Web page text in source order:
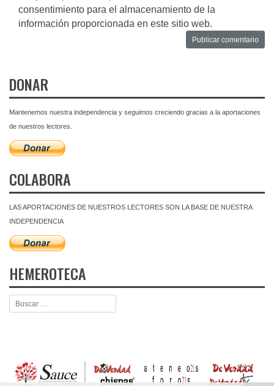
consentimiento para el almacenamiento de la
información proporcionada en este sitio web.
DONAR
Mantenemos nuestra independencia y seguimos creciendo gracias a la aportaciones
de nuestros lectores.
COLABORA
LAS APORTACIONES DE NUESTROS LECTORES SON LA BASE DE NUESTRA
INDEPENDENCIA
HEMEROTECA